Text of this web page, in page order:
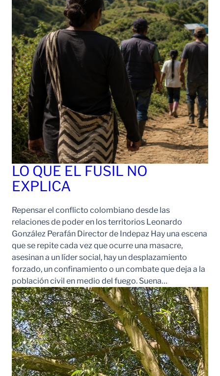
LO QUE EL FUSIL NO
EXPLICA
Repensar el conflicto colombiano desde las
relaciones de poder en los territorios Leonardo
González Perafán Director de Indepaz Hay una escena
que se repite cada vez que ocurre una masacre,
asesinan a un líder social, hay un desplazamiento
forzado, un confinamiento o un combate que deja a la
población civil en medio del fuego. Suena…